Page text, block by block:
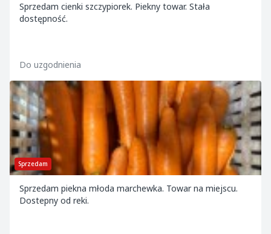
Sprzedam cienki szczypiorek. Piekny towar. Stała
dostępność.
Do uzgodnienia
Sprzedam
Sprzedam piekna młoda marchewka. Towar na miejscu.
Dostepny od reki.